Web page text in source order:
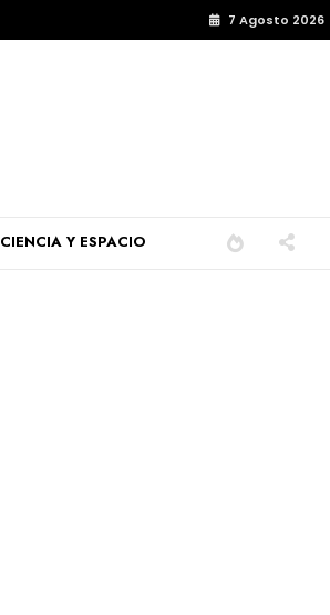
7 Agosto 2026
CIENCIA Y ESPACIO